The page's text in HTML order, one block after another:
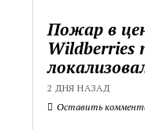
Пожар в
Wildberries
2 ДНЯ НАЗАД
Оставить